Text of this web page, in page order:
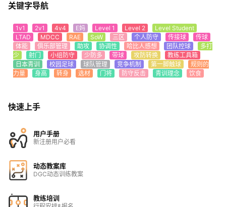
关键字导航
1v1 2v1 4v4 E妈 Level 1 Level 2
Level Student
LTAD
MDCC RAE SoW 三区 个人防守 传接球
传球
体能
俱乐部管理 助攻 协调性 哈比人感想 团队控球
多打
少
射门 小组防守 少防多 带球 攻防转换
教练工具箱
日本青训
校园足球 球队管理 竞争机制 第一脚触球
规则的
力量
身高 转身 选材 门将 防守反击 青训理念 饮食
快速上手
用户手册
新注册用户必看
动态教案库
DGC动态训练教案
教练培训